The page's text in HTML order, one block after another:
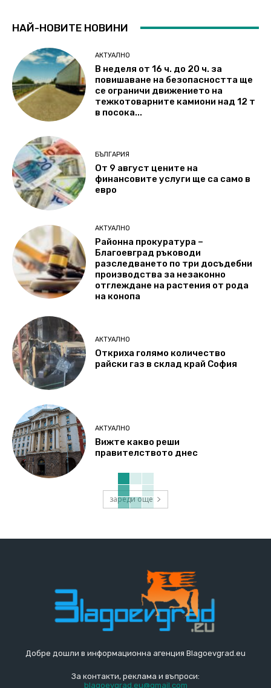
НАЙ-НОВИТЕ НОВИНИ
АКТУАЛНО
В неделя от 16 ч. до 20 ч. за
повишаване на безопасността ще
се ограничи движението на
тежкотоварните камиони над 12 т
в посока...
БЪЛГАРИЯ
От 9 август цените на
финансовите услуги ще са само в
евро
АКТУАЛНО
Районна прокуратура –
Благоевград ръководи
разследването по три досъдебни
производства за незаконно
отглеждане на растения от рода
на конопа
АКТУАЛНО
Откриха голямо количество
райски газ в склад край София
АКТУАЛНО
Вижте какво реши
правителството днес
зареди още
Добре дошли в информационна агенция Blagoevgrad.eu
За контакти, реклама и въпроси:
blagoevgrad.eu@gmail.com